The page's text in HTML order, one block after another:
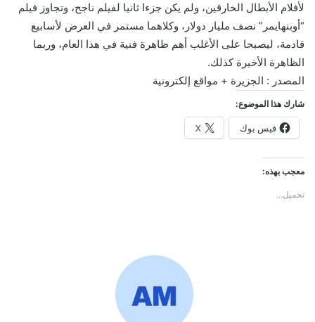
لأفلام الأبطال الخارقين، ولم يكن جزءا ثانيا لفيلم ناجح، وتجاوز فيلم
“أوبنهايمر” نصف مليار دولار، وكلاهما مستمر في العرض لأسابيع
قادمة، ليصبحا على الأغلب أهم ظاهرة فنية في هذا العام، وربما
الظاهرة الأخيرة كذلك.
المصدر : الجزيرة + مواقع إلكترونية
شارك هذا الموضوع:
فيس بوك X
معجب بهذه:
تحميل...